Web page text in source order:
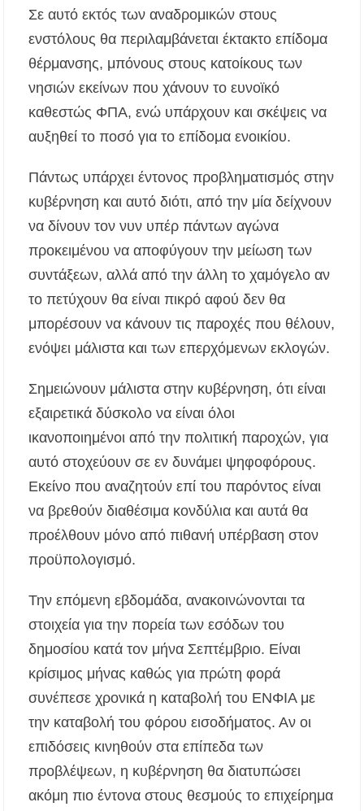
αιτήσεις – Ποιοι υποβάλλουν σήμερα αίτηση
Αναβαθμίζεται η πρόσβαση στο Δεβελίκι
Γοματίου με οδικό έργο 500.000 €
Ιωάννης Γιώργος: «Εγκρίθηκε η λειτουργία
εκτός έδρας τμήματος Σ.Α.Ε.Κ. στον Πολύγυρο
– Ένα σημαντικό βήμα για την πλήρη
Η Κεντρική Μακεδονία ανοίγει τον δρόμο του
οινοτουρισμού σε Ηνωμένο Βασίλειο και
Αυστραλία
Χαλκιδική: Πυρκαγιά σε γαλλική θαλαμηγό
στη Λατούρα Αγίου Νικολάου – Άμεση
κινητοποίηση Λιμενικού και Πυροσβεστικής
ΑΠ. ΠΑΝΑΣ: «Η ΧΑΛΚΙΔΙΚΗ ΧΡΕΙΑΖΕΤΑΙ
ΟΛΟΚΛΗΡΩΜΕΝΟ ΣΧΕΔΙΟ ΓΙΑ ΤΗ
ΔΙΑΒΡΩΣΗ, ΟΧΙ ΑΠΟΣΠΑΣΜΑΤΙΚΕΣ
Το πρώτο Puppy Yoga έρχεται στην Χαλκιδική!
Αριστοτέλη – Ποιες ειδικότητες ζητούνται
Χαλκιδική: Συνελήφθη 46χρονος επειδή
επέτρεψε στον ανήλικο γιο του να οδηγήσει
Σε αυτό εκτός των αναδρομικών στους
ενστόλους θα περιλαμβάνεται έκτακτο επίδομα
θέρμανσης, μπόνους στους κατοίκους των
νησιών εκείνων που χάνουν το ευνοϊκό
καθεστώς ΦΠΑ, ενώ υπάρχουν και σκέψεις να
αυξηθεί το ποσό για το επίδομα ενοικίου.
Πάντως υπάρχει έντονος προβληματισμός στην
κυβέρνηση και αυτό διότι, από την μία δείχνουν
να δίνουν τον νυν υπέρ πάντων αγώνα
προκειμένου να αποφύγουν την μείωση των
συντάξεων, αλλά από την άλλη το χαμόγελο αν
το πετύχουν θα είναι πικρό αφού δεν θα
μπορέσουν να κάνουν τις παροχές που θέλουν,
ενόψει μάλιστα και των επερχόμενων εκλογών.
Σημειώνουν μάλιστα στην κυβέρνηση, ότι είναι
εξαιρετικά δύσκολο να είναι όλοι
ικανοποιημένοι από την πολιτική παροχών, για
αυτό στοχεύουν σε εν δυνάμει ψηφοφόρους.
Εκείνο που αναζητούν επί του παρόντος είναι
να βρεθούν διαθέσιμα κονδύλια και αυτά θα
προέλθουν μόνο από πιθανή υπέρβαση στον
προϋπολογισμό.
Την επόμενη εβδομάδα, ανακοινώνονται τα
στοιχεία για την πορεία των εσόδων του
δημοσίου κατά τον μήνα Σεπτέμβριο. Είναι
κρίσιμος μήνας καθώς για πρώτη φορά
συνέπεσε χρονικά η καταβολή του ΕΝΦΙΑ με
την καταβολή του φόρου εισοδήματος. Αν οι
επιδόσεις κινηθούν στα επίπεδα των
προβλέψεων, η κυβέρνηση θα διατυπώσει
ακόμη πιο έντονα στους θεσμούς το επιχείρημα